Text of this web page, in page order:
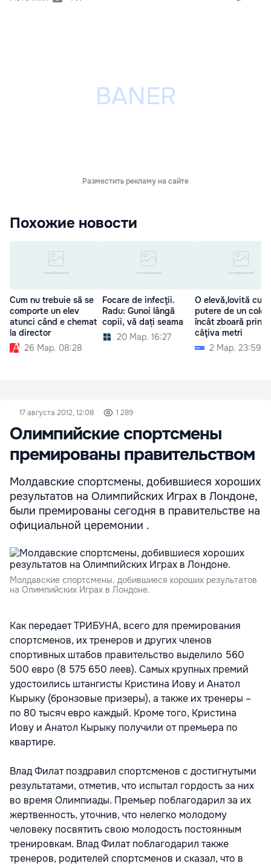
Разместить рекламу на сайте
Похожие новости
Cum nu trebuie să se
comporte un elev
atunci când e chemat
la director
26 Мар. 08:28
Focare de infecţii.
Radu: Gunoi lângă
copii, vă dați seama
20 Мар. 16:27
O elevă,lovită cu
putere de un
încât zboară prin
câţiva metri
2 Мар. 23:59
17 августа 2012, 12:08 1 289
Олимпийские спортсмены
премированы правительством
Молдавские спортсмены, добившиеся хороших
результатов на Олимпийских Играх в Лондоне,
были премированы сегодня в правительстве на
официальной церемонии .
Молдавские спортсмены, добившиеся хороших результатов
на Олимпийских Играх в Лондоне.
Как передает ТРИБУНА, всего для премирования
спортсменов, их тренеров и других членов
спортивных штабов правительство выделило 560
500 евро (8 575 650 леев). Самых крупных премий
удостоились штангисты Кристина Иову и Анатол
Кырыку (бронзовые призеры), а также их тренеры –
по 80 тысяч евро каждый. Кроме того, Кристина
Иову и Анатол Кырыку получили от премьера по
квартире.
Влад Филат поздравил спортсменов с достигнутыми
результатами, отметив, что испытал гордость за них
во время Олимпиады. Премьер поблагодарил за их
жертвенность, уточнив, что нелегко молодому
человеку посвятить свою молодость постоянным
тренировкам. Влад Филат поблагодарил также
тренеров, родителей спортсменов и сказал, что в